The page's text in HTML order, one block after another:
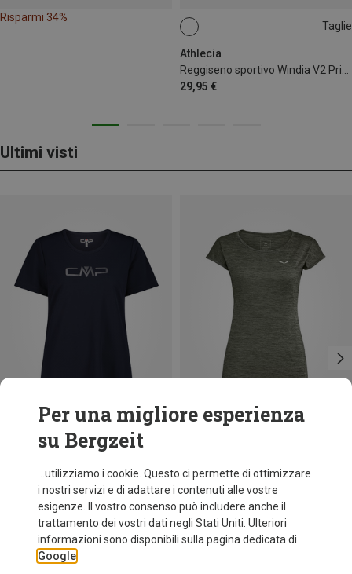
Risparmi 34%
Taglie
Athlecia
29,95 €
S
Ultimi visti
fino a 12%
Per una migliore esperienza
su Bergzeit
...utilizziamo i cookie. Questo ci permette di ottimizzare
i nostri servizi e di adattare i contenuti alle vostre
esigenze. Il vostro consenso può includere anche il
trattamento dei vostri dati negli Stati Uniti. Ulteriori
informazioni sono disponibili sulla pagina dedicata di
Google